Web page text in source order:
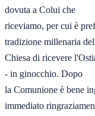
dovuta a Colui che
riceviamo, per cui è
tradizione millenaria
Chiesa di ricevere
- in ginocchio. Dopo
la Comunione è bene
immediato